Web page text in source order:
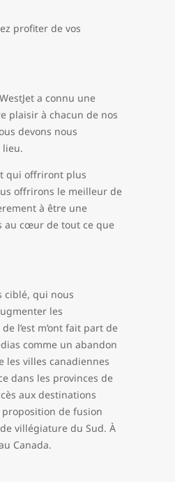
profiter de vos
a connu une
plaisir à chacun de nos
devons nous
lieu.
qui offriront plus
offrirons le meilleur de
à être une
au cœur de tout ce que
ciblé, qui nous
les
l’est m’ont fait part de
comme un abandon
les villes canadiennes
dans les provinces de
aux destinations
de fusion
villégiature du Sud. À
Canada.